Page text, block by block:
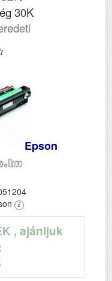
30K
Epson
, ajánljuk